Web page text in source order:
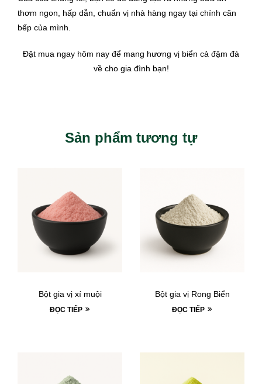
thơm ngon, hấp dẫn, chuẩn vị nhà hàng ngay tại chính căn
bếp của mình.
Đặt mua ngay hôm nay để mang hương vị biển cả đậm đà
về cho gia đình bạn!
Sản phẩm tương tự
Bột gia vị xí muội
ĐỌC TIẾP
Bột gia vị Rong Biển
ĐỌC TIẾP